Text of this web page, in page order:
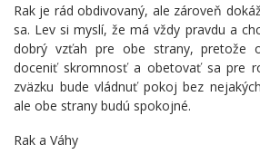
Rak je rád obdivovaný, ale zároveň
sa. Lev si myslí, že má vždy pravdu a
dobrý vzťah pre obe strany, pretože
doceniť skromnosť a obetovať sa pre
zväzku bude vládnuť pokoj bez
ale obe strany budú spokojné.
Rak a Váhy